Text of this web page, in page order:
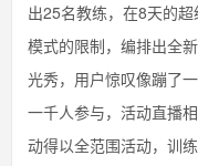
出25名教练，在8天的
模式的限制，编排出全
光秀，用户惊叹像蹦了
一千人参与，活动直播
动得以全范围活动，训